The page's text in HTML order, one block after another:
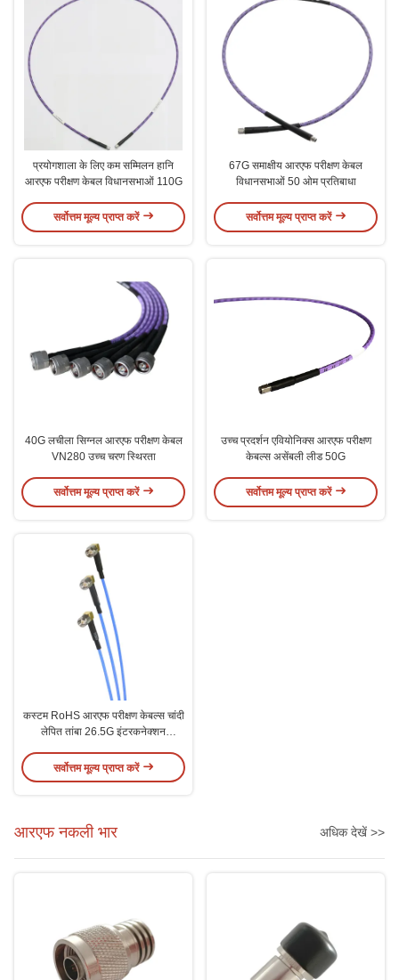
प्रयोगशाला के लिए कम सम्मिलन हानि
आरएफ परीक्षण केबल विधानसभाओं 110G
सर्वोत्तम मूल्य प्राप्त करें
67G समाक्षीय आरएफ परीक्षण केबल
विधानसभाओं 50 ओम प्रतिबाधा
सर्वोत्तम मूल्य प्राप्त करें
40G लचीला सिग्नल आरएफ परीक्षण केबल
VN280 उच्च चरण स्थिरता
सर्वोत्तम मूल्य प्राप्त करें
उच्च प्रदर्शन एवियोनिक्स आरएफ परीक्षण
केबल्स असेंबली लीड 50G
सर्वोत्तम मूल्य प्राप्त करें
कस्टम RoHS आरएफ परीक्षण केबल्स चांदी
लेपित तांबा 26.5G इंटरकनेक्शन
सर्वोत्तम मूल्य प्राप्त करें
आरएफ नकली भार अधिक देखें >>